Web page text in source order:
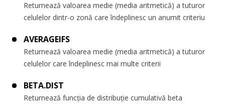
Returnează valoarea medie (media aritmetică) a tuturor
celulelor dintr-o zonă care îndeplinesc un anumit criteriu
AVERAGEIFS
Returnează valoarea medie (media aritmetică) a tuturor
celulelor care îndeplinesc mai multe criterii
BETA.DIST
Returnează funcția de distribuție cumulativă beta